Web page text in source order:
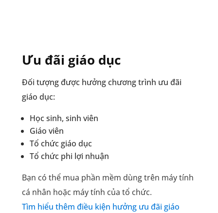
Ưu đãi giáo dục
Đối tượng được hưởng chương trình ưu đãi
giáo dục:
Học sinh, sinh viên
Giáo viên
Tổ chức giáo dục
Tổ chức phi lợi nhuận
Bạn có thể mua phần mềm dùng trên máy tính
cá nhân hoặc máy tính của tổ chức.
Tìm hiểu thêm điều kiện hưởng ưu đãi giáo